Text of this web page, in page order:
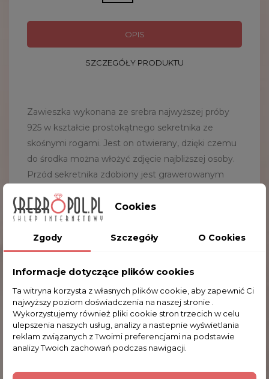
OPIS
SZCZEGÓŁY PRODUKTU
Zawieszka wykonana ze srebra najwyższej próby
925 w kształcie prostokątnego sekretnika ze
skośnymi rogami. Jest on otwierany, dzięki czemu
do środka można włożyć zdjęcie najbliższej osoby.
Przód sekretnika zdobiony jest grawerowanym
niego z okazji Walentynek, czy rocznicy. Zawieszka
pakowana jest w ozdobne etui.
Waga: 6.0 g
Wymiary zew.: 1.9 x 2.5 cm (szer. x wys.)
Wymiary wew.: 1.6 x 2.2 cm (szer. x wys.)
Komentarze (0)
Na razie nie dodano żadnej recenzji.
Cookies
Zgody Szczegóły O Cookies
Informacje dotyczące plików cookies
Ta witryna korzysta z własnych plików cookie, aby zapewnić Ci
najwyższy poziom doświadczenia na naszej stronie .
Wykorzystujemy również pliki cookie stron trzecich w celu
ulepszenia naszych usług, analizy a nastepnie wyświetlania
reklam związanych z Twoimi preferencjami na podstawie
analizy Twoich zachowań podczas nawigacji.